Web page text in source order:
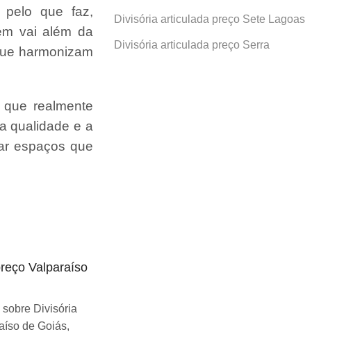
pelo que faz,
vai além da
harmonizam
realmente
qualidade e a
espaços que
Valparaíso
sobre Divisória
de Goiás,
Divisória articulada preço Sete Lagoas
Divisória articulada preço Serra